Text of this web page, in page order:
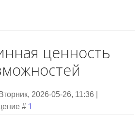
ценность
2026-05-26, 11:36 |
# 1